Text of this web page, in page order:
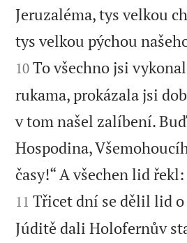
Jeruzaléma, tys velkou
tys velkou pýchou
10 To všechno jsi
rukama, prokázala jsi
v tom našel zalíbení.
Hospodina,
časy!“ A všechen lid řekl:
11 Třicet dní se dělil lid
Júditě dali Holofernův